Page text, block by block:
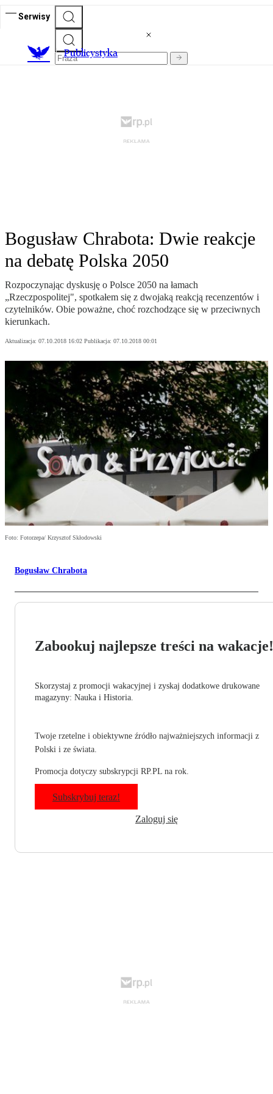
Serwisy
Publicystyka
Bogusław Chrabota: Dwie reakcje
na debatę Polska 2050
Rozpoczynając dyskusję o Polsce 2050 na łamach
„Rzeczpospolitej", spotkałem się z dwojaką reakcją recenzentów i
czytelników. Obie poważne, choć rozchodzące się w przeciwnych
kierunkach.
Aktualizacja: 07.10.2018 16:02 Publikacja: 07.10.2018 00:01
Foto: Fotorzepa/ Krzysztof Skłodowski
Bogusław Chrabota
Zabookuj najlepsze treści na wakacje!
Skorzystaj z promocji wakacyjnej i zyskaj dodatkowe drukowane
magazyny: Nauka i Historia.
Twoje rzetelne i obiektywne źródło najważniejszych informacji z
Polski i ze świata.
Promocja dotyczy subskrypcji RP.PL na rok.
Subskrybuj teraz!
Zaloguj się